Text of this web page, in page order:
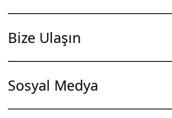
Bize Ulaşın
Sosyal Medya